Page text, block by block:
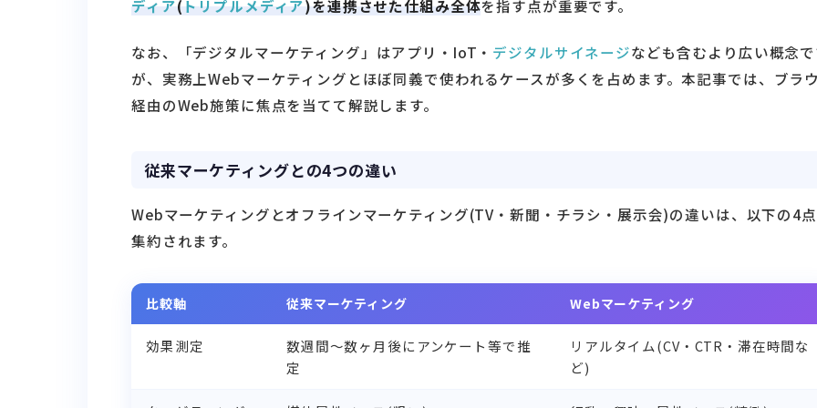
ディア( トリプルメディア)を連携させた仕組み全体を指す点が重要です。
なお、「デジタルマーケティング」はアプリ・IoT・ デジタルサイネージなども含むより広い概念
が、実務上Webマーケティングとほぼ同義で使われるケースが多くを占めます。本記事では、ブラ
経由のWeb施策に焦点を当てて解説します。
従来マーケティングとの4つの違い
Webマーケティングとオフラインマーケティング(TV・新聞・チラシ・展示会)の違いは、以下の4
集約されます。
比較軸 従来マーケティング Webマーケティング
効果測定
数週間〜数ヶ月後にアンケート等で推
定
リアルタイム(CV・CTR・滞在時間な
ど)